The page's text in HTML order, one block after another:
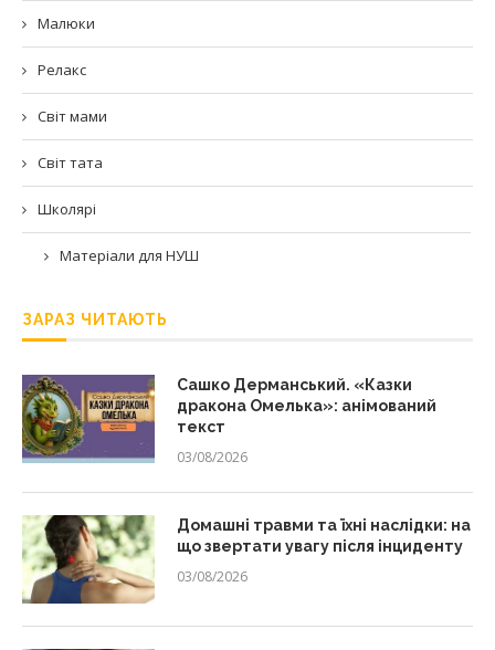
Малюки
Релакс
Світ мами
Світ тата
Школярі
Матеріали для НУШ
ЗАРАЗ ЧИТАЮТЬ
Сашко Дерманський. «Казки
дракона Омелька»: анімований
текст
03/08/2026
Домашні травми та їхні наслідки: на
що звертати увагу після інциденту
03/08/2026